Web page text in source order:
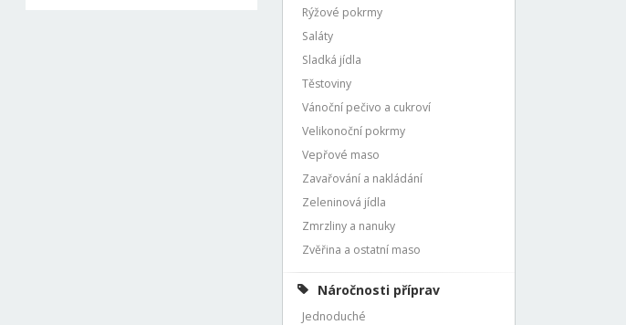
Rýžové pokrmy
Saláty
Sladká jídla
Těstoviny
Vánoční pečivo a cukroví
Velikonoční pokrmy
Vepřové maso
Zavařování a nakládání
Zeleninová jídla
Zmrzliny a nanuky
Zvěřina a ostatní maso
Náročnosti příprav
Jednoduché